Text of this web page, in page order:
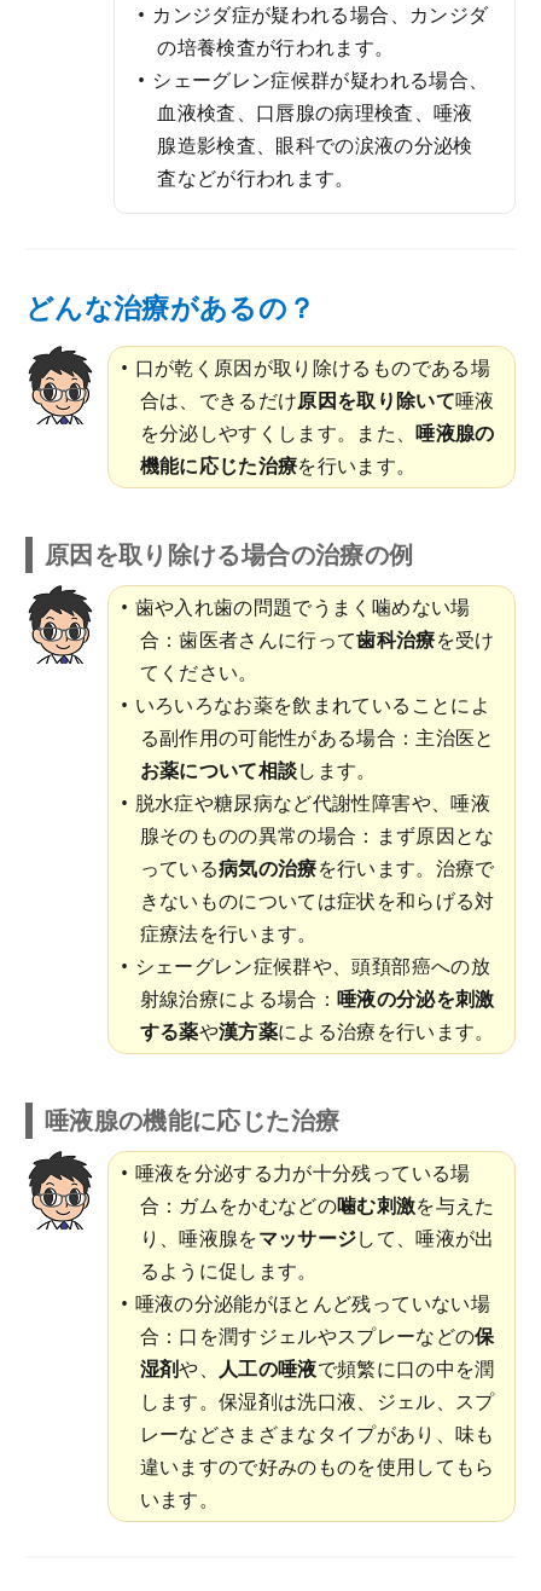
カンジダ症が疑われる場合、カンジダ
の培養検査が行われます。
シェーグレン症候群が疑われる場合、
血液検査、口唇腺の病理検査、唾液
腺造影検査、眼科での涙液の分泌検
査などが行われます。
どんな治療があるの？
口が乾く原因が取り除けるものである場
合は、できるだけ原因を取り除いて唾液
を分泌しやすくします。また、唾液腺の
機能に応じた治療を行います。
原因を取り除ける場合の治療の例
歯や入れ歯の問題でうまく噛めない場
合：歯医者さんに行って歯科治療を受け
てください。
いろいろなお薬を飲まれていることによ
る副作用の可能性がある場合：主治医と
お薬について相談します。
脱水症や糖尿病など代謝性障害や、唾液
腺そのものの異常の場合：まず原因とな
っている病気の治療を行います。治療で
きないものについては症状を和らげる対
症療法を行います。
シェーグレン症候群や、頭頚部癌への放
射線治療による場合： 唾液の分泌を刺激
する薬や漢方薬による治療を行います。
唾液腺の機能に応じた治療
唾液を分泌する力が十分残っている場
合：ガムをかむなどの噛む刺激を与えた
り、唾液腺をマッサージして、唾液が出
るように促します。
唾液の分泌能がほとんど残っていない場
合：口を潤すジェルやスプレーなどの保
湿剤や、 人工の唾液で頻繁に口の中を潤
します。保湿剤は洗口液、ジェル、スプ
レーなどさまざまなタイプがあり、味も
違いますので好みのものを使用してもら
います。